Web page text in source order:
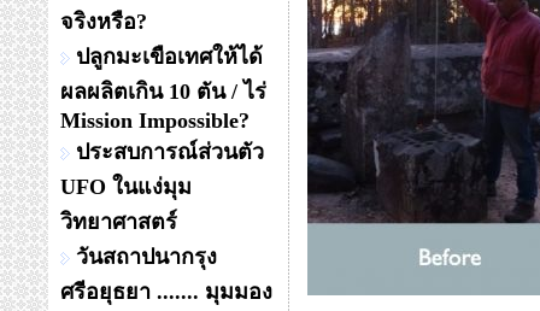
จริงหรือ?
ปลูกมะเขือเทศให้ได้
ผลผลิตเกิน 10 ตัน / ไร่
Mission Impossible?
ประสบการณ์ส่วนตัว
UFO ในแง่มุม
วิทยาศาสตร์
วันสถาปนากรุง
ศรีอยุธยา ....... มุมมอง